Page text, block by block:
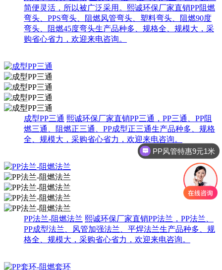
简便灵活，所以被广泛采用。熙诚环保厂家直销PP阻燃
弯头、PPS弯头、阻燃风管弯头、塑料弯头、阻燃90度
弯头、阻燃45度弯头生产品种多、规格全、规模大，采
购省心省力，欢迎来电咨询。
成型PP三通 熙诚环保厂家直销PP三通，PP三通、PP阻
燃三通、阻燃正三通、PP成型正三通生产品种多、规格
全、规模大，采购省心省力，欢迎来电咨询。
PP法兰-阻燃法兰 熙诚环保厂家直销PP法兰，PP法兰、
PP成型法兰、风管加强法兰、平焊法兰生产品种多、规
格全、规模大，采购省心省力，欢迎来电咨询。
PP风管特惠9元1米